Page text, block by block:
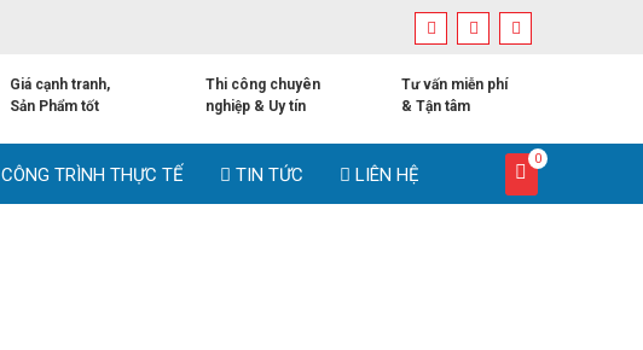
Giá cạnh tranh,
Sản Phẩm tốt
Thi công chuyên
nghiệp & Uy tín
Tư vấn miễn phí
& Tận tâm
CÔNG TRÌNH THỰC TẾ TIN TỨC LIÊN HỆ
0